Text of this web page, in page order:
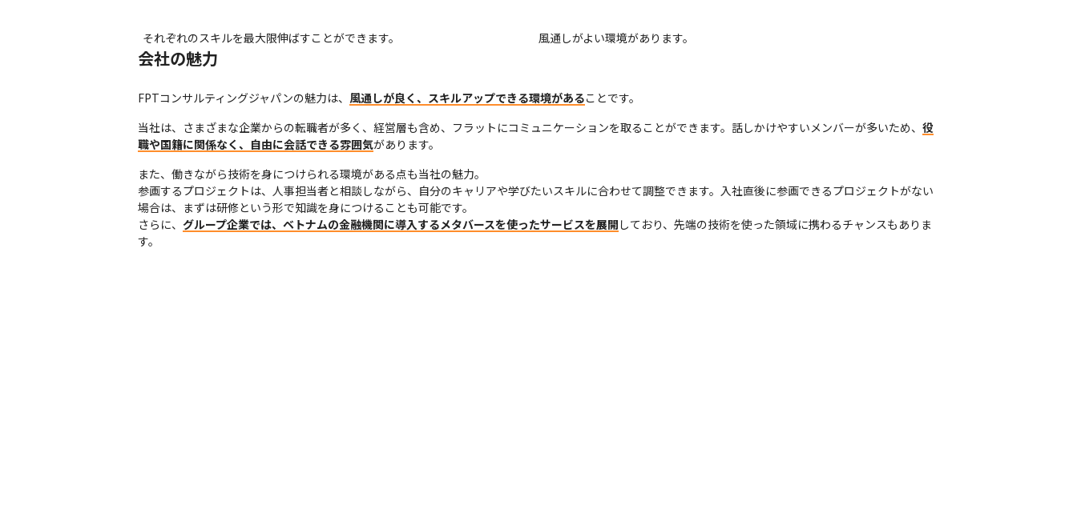
それぞれのスキルを最大限伸ばすことができます。 風通しがよい環境があります。
会社の魅力
FPTコンサルティングジャパンの魅力は、 風通しが良く、スキルアップできる環境があることです。
当社は、さまざまな企業からの転職者が多く、経営層も含め、フラットにコミュニケーションを取ることができます。話しかけやすいメンバーが多いため、 役
職や国籍に関係なく、自由に会話できる雰囲気があります。
また、働きながら技術を身につけられる環境がある点も当社の魅力。
参画するプロジェクトは、人事担当者と相談しながら、自分のキャリアや学びたいスキルに合わせて調整できます。入社直後に参画できるプロジェクトがない
場合は、まずは研修という形で知識を身につけることも可能です。
さらに、 グループ企業では、ベトナムの金融機関に導入するメタバースを使ったサービスを展開 しており、先端の技術を使った領域に携わるチャンスもありま
す。